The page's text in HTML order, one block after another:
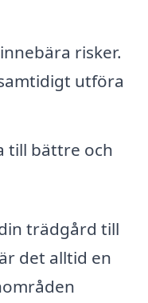
risker.
utföra
till bättre och
trädgård till
det alltid en